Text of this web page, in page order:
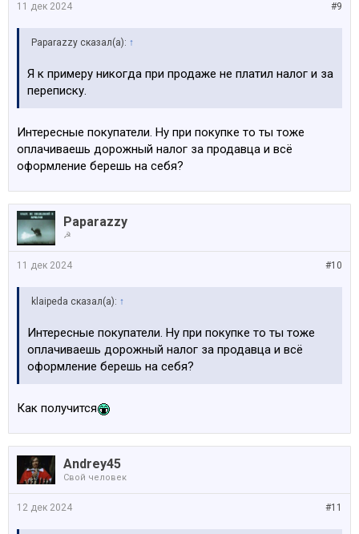
#9
11 дек 2024
Paparazzy сказал(а): ↑
Я к примеру никогда при продаже не платил налог и за
переписку.
Интересные покупатели. Ну при покупке то ты тоже
оплачиваешь дорожный налог за продавца и всё
оформление берешь на себя?
Paparazzy
☭
#10
11 дек 2024
klaipeda сказал(а): ↑
Интересные покупатели. Ну при покупке то ты тоже
оплачиваешь дорожный налог за продавца и всё
оформление берешь на себя?
Как получится
Andrey45
Свой человек
#11
12 дек 2024